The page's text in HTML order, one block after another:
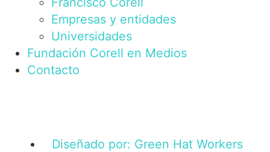
Empresas y entidades
Universidades
Fundación Corell en Medios
Contacto
Diseñado por: Green Hat Workers